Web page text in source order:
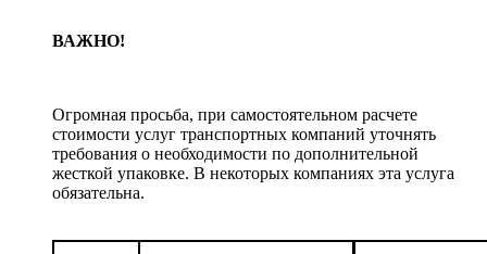
ВАЖНО!
Огромная просьба, при самостоятельном расчете
стоимости услуг транспортных компаний уточнять
требования о необходимости по дополнительной
жесткой упаковке. В некоторых компаниях эта услуга
обязательна.